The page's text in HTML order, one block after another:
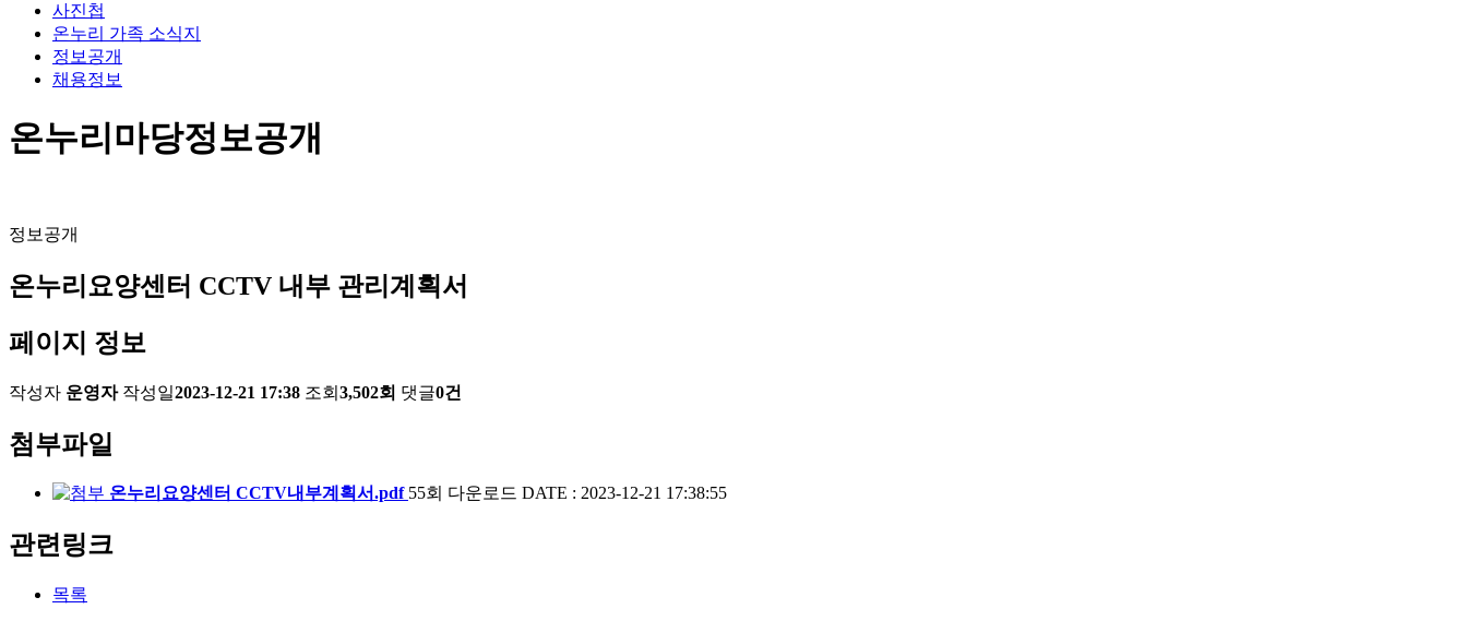
사진첩
온누리 가족 소식지
정보공개
채용정보
온누리마당정보공개
정보공개
온누리요양센터 CCTV 내부 관리계획서
페이지 정보
작성자 운영자 작성일2023-12-21 17:38 조회 3,502회 댓글0건
첨부파일
온누리요양센터 CCTV내부계획서.pdf 55회 다운로드 DATE : 2023-12-21 17:38:55
관련링크
목록